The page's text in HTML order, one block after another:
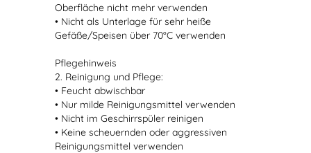
Oberfläche nicht mehr verwenden
• Nicht als Unterlage für sehr heiße
Gefäße/Speisen über 70°C verwenden
Pflegehinweis
2. Reinigung und Pflege:
• Feucht abwischbar
• Nur milde Reinigungsmittel verwenden
• Nicht im Geschirrspüler reinigen
• Keine scheuernden oder aggressiven
Reinigungsmittel verwenden